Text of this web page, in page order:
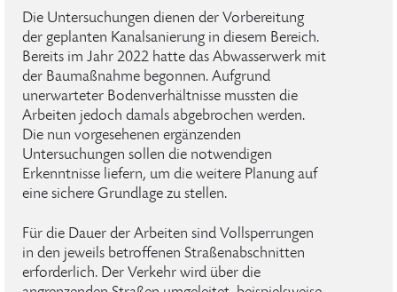
Die Untersuchungen dienen der Vorbereitung
der geplanten Kanalsanierung in diesem Bereich.
Bereits im Jahr 2022 hatte das Abwasserwerk mit
der Baumaßnahme begonnen. Aufgrund
unerwarteter Bodenverhältnisse mussten die
Arbeiten jedoch damals abgebrochen werden.
Die nun vorgesehenen ergänzenden
Untersuchungen sollen die notwendigen
Erkenntnisse liefern, um die weitere Planung auf
eine sichere Grundlage zu stellen.
Für die Dauer der Arbeiten sind Vollsperrungen
in den jeweils betroffenen Straßenabschnitten
erforderlich. Der Verkehr wird über die